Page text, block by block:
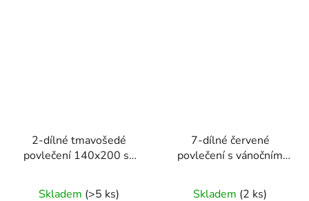
2-dílné tmavošedé
povlečení 140x200 se
Skladem (>5 ks)
7-dílné červené
povlečení s vánočním
Skladem (2 ks)